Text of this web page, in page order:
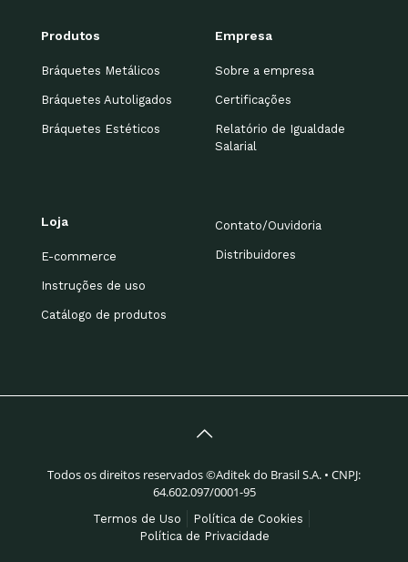
Produtos
Bráquetes Metálicos
Bráquetes Autoligados
Bráquetes Estéticos
Empresa
Sobre a empresa
Certificações
Relatório de Igualdade
Salarial
Loja
E-commerce
Instruções de uso
Catálogo de produtos
Contato/Ouvidoria
Distribuidores
Todos os direitos reservados ©Aditek do Brasil S.A. • CNPJ:
64.602.097/0001-95
Termos de Uso
Política de Cookies
Política de Privacidade